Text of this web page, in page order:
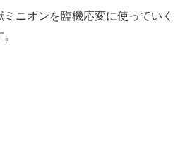
ニオンを臨機応変に使っていく